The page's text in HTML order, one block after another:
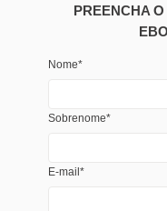
PREENCHA
Nome*
Sobrenome*
E-mail *